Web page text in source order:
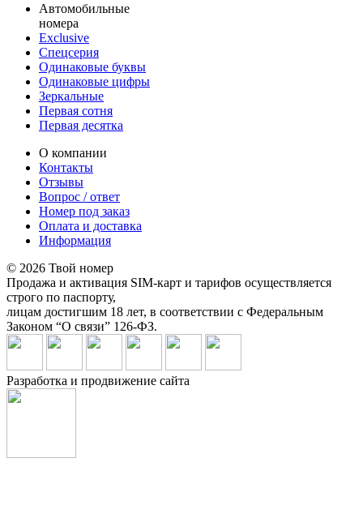
Автомобильные
номера
Exclusive
Спецсерия
Одинаковые буквы
Одинаковые цифры
Зеркальные
Первая сотня
Первая десятка
О компании
Контакты
Отзывы
Вопрос / ответ
Номер под заказ
Оплата и доставка
Информация
© 2026 Твой номер
Продажа и активация SIM-карт и тарифов осуществляется
строго по паспорту,
лицам достигшим 18 лет, в соответствии с Федеральным
Законом “О связи” 126-ФЗ.
Разработка и продвижение сайта